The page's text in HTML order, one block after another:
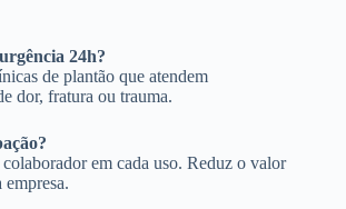
24h?
de plantão que atendem
dor, fratura ou trauma.
em cada uso. Reduz o valor
empresa.